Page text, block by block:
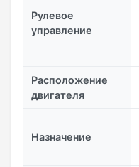
Рулевое
управление
Расположение
двигателя
Назначение